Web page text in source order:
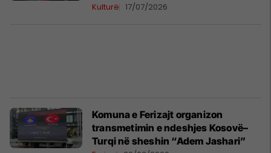
Kulturë 17/07/2026
Komuna e Ferizajt organizon
transmetimin e ndeshjes Kosovë–
Turqi në sheshin “Adem Jashari”